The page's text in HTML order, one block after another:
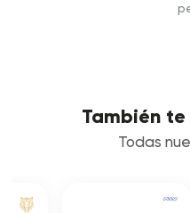
También
Todas